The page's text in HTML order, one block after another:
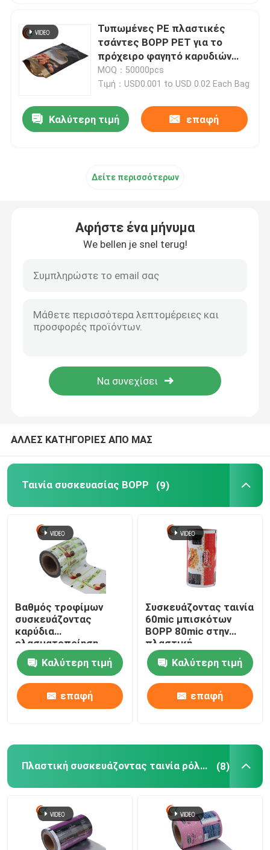
Τυπωμένες PE πλαστικές
τσάντες BOPP PET για το
πρόχειρο φαγητό καρυδιών
συσκευασίας τροφίμων
Resealable
MOQ：50000pcs
Τιμή：USD0.001 to USD 0.02 Each Bag
Καλύτερη τιμή επαφή
Δείτε περισσότερων
Αφήστε ένα μήνυμα
We bellen je snel terug!
ΑΛΛΕΣ ΚΑΤΗΓΟΡΙΕΣ ΑΠΟ ΜΑΣ
Ταινία συσκευασίας BOPP (9)
Βαθμός τροφίμων
συσκευάζοντας
καρύδια
ελασματοποίηση
πλαστικό 50mic
ταινιών OPP BOPP
δύο στρώματος σε
70mic
Καλύτερη τιμή
επαφή
Συσκευάζοντας ταινία
60mic μπισκότων
BOPP 80mic στην
πλαστική
συσκευασίας
συσκευάζοντας ταινία
εμποδίων ρόλων
υψηλή
Καλύτερη τιμή
επαφή
Πλαστική συσκευάζοντας ταινία ρόλων (8)